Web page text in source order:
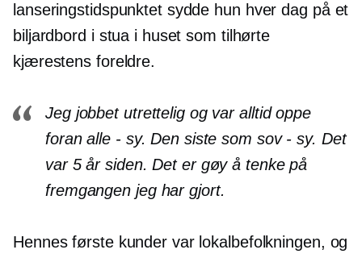
lanseringstidspunktet sydde hun hver dag på et
biljardbord i stua i huset som tilhørte
kjærestens foreldre.
Jeg jobbet utrettelig og var alltid oppe
foran alle - sy. Den siste som sov - sy. Det
var 5 år siden. Det er gøy å tenke på
fremgangen jeg har gjort.
Hennes første kunder var lokalbefolkningen, og